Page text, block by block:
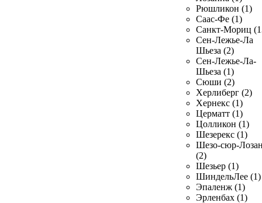
Рюшликон (1)
Саас-Фе (1)
Санкт-Мориц
Сен-Лежье-Ла
Шьеза (2)
Сен-Лежье-Ла-
Шьеза (1)
Сюши (2)
Херлиберг (2)
Хернекс (1)
Церматт (1)
Цолликон (1)
Шезерекс (1)
Шезо-сюр-
(2)
Шезьер (1)
ШиндельЛее (1)
Эпаленж (1)
Эрленбах (1)